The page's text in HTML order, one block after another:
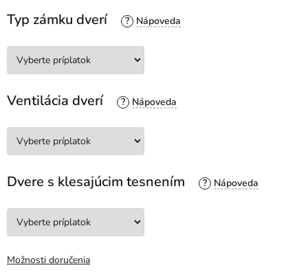
Typ zámku dverí ?
Ventilácia dverí ?
Dvere s klesajúcim tesnením ?
Možnosti doručenia